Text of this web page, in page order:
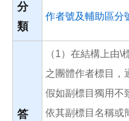
分
類
作者號及輔助區分
答
（1）在結構上由\
之團體作者標目，
假如副標目獨用不
依其副標目名稱或